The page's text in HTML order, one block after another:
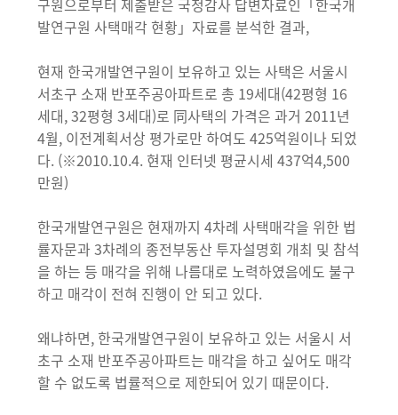
구원으로부터 제출받은 국정감사 답변자료인「한국개
발연구원 사택매각 현황」자료를 분석한 결과,
현재 한국개발연구원이 보유하고 있는 사택은 서울시
서초구 소재 반포주공아파트로 총 19세대(42평형 16
세대, 32평형 3세대)로 同사택의 가격은 과거 2011년
4월, 이전계획서상 평가로만 하여도 425억원이나 되었
다. (※2010.10.4. 현재 인터넷 평균시세 437억4,500
만원)
한국개발연구원은 현재까지 4차례 사택매각을 위한 법
률자문과 3차례의 종전부동산 투자설명회 개최 및 참석
을 하는 등 매각을 위해 나름대로 노력하였음에도 불구
하고 매각이 전혀 진행이 안 되고 있다.
왜냐하면, 한국개발연구원이 보유하고 있는 서울시 서
초구 소재 반포주공아파트는 매각을 하고 싶어도 매각
할 수 없도록 법률적으로 제한되어 있기 때문이다.